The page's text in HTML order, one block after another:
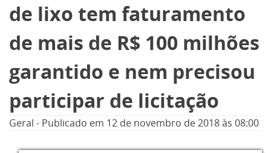
Cidades
Política
Opinião
Informe especial
de lixo tem faturamento
de mais de R$ 100 milhões
garantido e nem precisou
participar de licitação
Geral - Publicado em 12 de novembro de 2018às 08:00